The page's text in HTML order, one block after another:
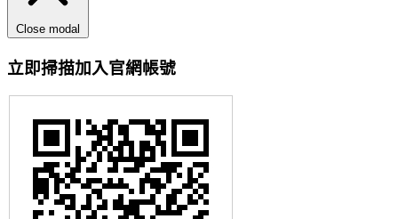
Close modal
立即掃描加入官網帳號